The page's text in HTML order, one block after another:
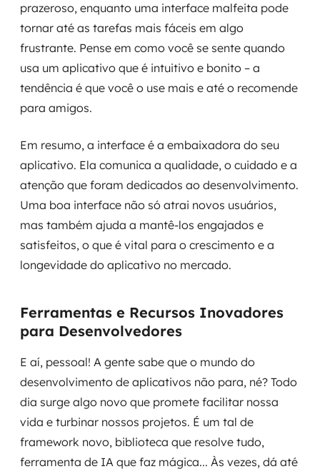
prazeroso, enquanto uma interface malfeita pode
tornar até as tarefas mais fáceis em algo
frustrante. Pense em como você se sente quando
usa um aplicativo que é intuitivo e bonito – a
tendência é que você o use mais e até o recomende
para amigos.
Em resumo, a interface é a embaixadora do seu
aplicativo. Ela comunica a qualidade, o cuidado e a
atenção que foram dedicados ao desenvolvimento.
Uma boa interface não só atrai novos usuários,
mas também ajuda a mantê-los engajados e
satisfeitos, o que é vital para o crescimento e a
longevidade do aplicativo no mercado.
Ferramentas e Recursos Inovadores
para Desenvolvedores
E aí, pessoal! A gente sabe que o mundo do
desenvolvimento de aplicativos não para, né? Todo
dia surge algo novo que promete facilitar nossa
vida e turbinar nossos projetos. É um tal de
framework novo, biblioteca que resolve tudo,
ferramenta de IA que faz mágica... Às vezes, dá até